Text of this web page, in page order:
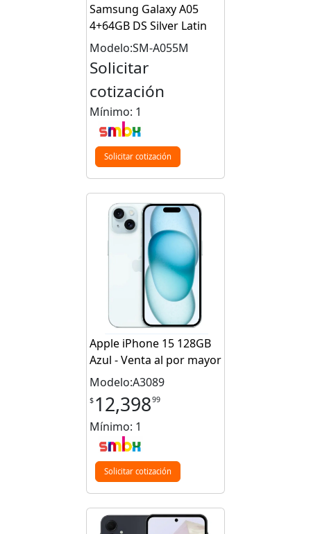
Samsung Galaxy A05
4+64GB DS Silver Latin
Modelo:SM-A055M
Solicitar
cotización
Mínimo: 1
Solicitar cotización
Apple iPhone 15 128GB
Azul - Venta al por mayor
Modelo:A3089
$ 12,39899
Mínimo: 1
Solicitar cotización